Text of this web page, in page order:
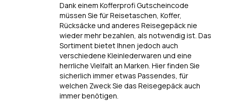
Dank einem Kofferprofi Gutscheincode
müssen Sie für Reisetaschen, Koffer,
Rücksäcke und anderes Reisegepäck nie
wieder mehr bezahlen, als notwendig ist. Das
Sortiment bietet Ihnen jedoch auch
verschiedene Kleinlederwaren und eine
herrliche Vielfalt an Marken. Hier finden Sie
sicherlich immer etwas Passendes, für
welchen Zweck Sie das Reisegepäck auch
immer benötigen.